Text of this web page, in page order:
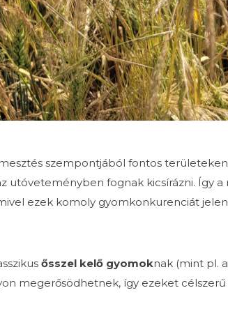
szempontjából fontos
utóveteményben fognak kicsírázni. Így
ezek komoly gyomkonkurenciát
ősszel kelő gyomoknak (mint pl. a
megerősödhetnek, így ezeket célszerű